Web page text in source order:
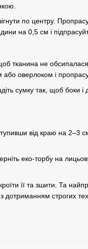
по центру.
на 0,5 см і
тканина не
оверлоком і
сумку так, щоб боки
від краю на
еко-торбу на
її та зшити. Та
дотриманням строгих